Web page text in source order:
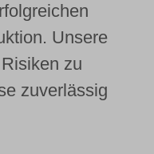
Unsere
zu
zuverlässig